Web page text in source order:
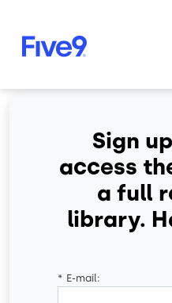
Sign
access
a full
library.
* E-mail: